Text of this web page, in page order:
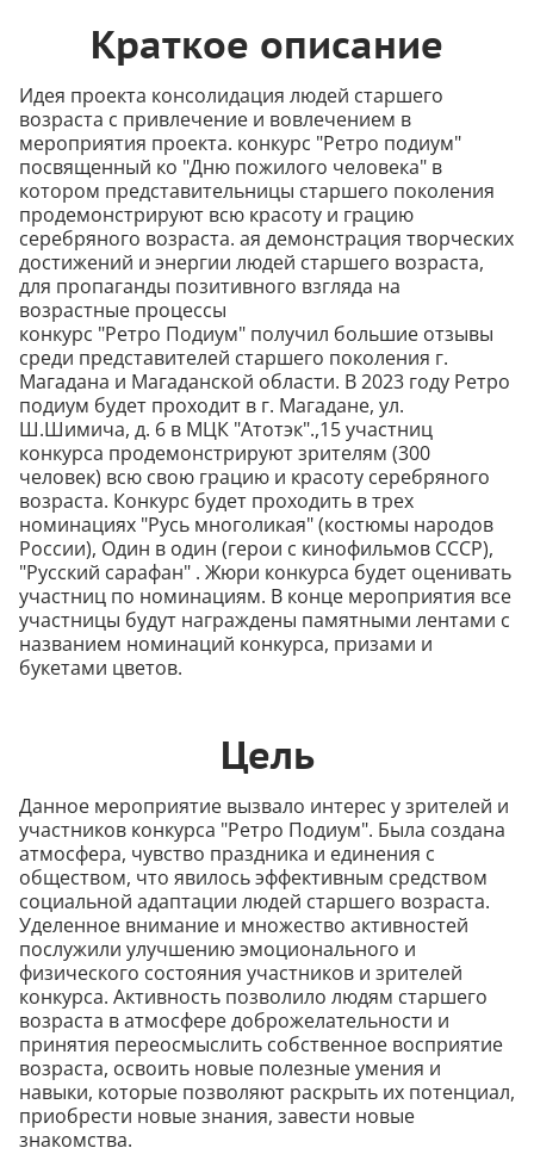
Краткое описание
Идея проекта консолидация людей старшего
возраста с привлечение и вовлечением в
мероприятия проекта. конкурс "Ретро подиум"
посвященный ко "Дню пожилого человека" в
котором представительницы старшего поколения
продемонстрируют всю красоту и грацию
серебряного возраста. ая демонстрация творческих
достижений и энергии людей старшего возраста,
для пропаганды позитивного взгляда на
возрастные процессы
конкурс "Ретро Подиум" получил большие отзывы
среди представителей старшего поколения г.
Магадана и Магаданской области. В 2023 году Ретро
подиум будет проходит в г. Магадане, ул.
Ш.Шимича, д. 6 в МЦК "Атотэк".,15 участниц
конкурса продемонстрируют зрителям (300
человек) всю свою грацию и красоту серебряного
возраста. Конкурс будет проходить в трех
номинациях "Русь многоликая" (костюмы народов
России), Один в один (герои с кинофильмов СССР),
"Русский сарафан" . Жюри конкурса будет оценивать
участниц по номинациям. В конце мероприятия все
участницы будут награждены памятными лентами с
названием номинаций конкурса, призами и
букетами цветов.
Цель
Данное мероприятие вызвало интерес у зрителей и
участников конкурса "Ретро Подиум". Была создана
атмосфера, чувство праздника и единения с
обществом, что явилось эффективным средством
социальной адаптации людей старшего возраста.
Уделенное внимание и множество активностей
послужили улучшению эмоционального и
физического состояния участников и зрителей
конкурса. Активность позволило людям старшего
возраста в атмосфере доброжелательности и
принятия переосмыслить собственное восприятие
возраста, освоить новые полезные умения и
навыки, которые позволяют раскрыть их потенциал,
приобрести новые знания, завести новые
знакомства.